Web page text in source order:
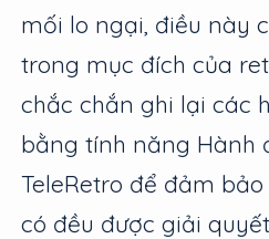
mối lo ngại, điều này
trong mục đích của
chắc chắn ghi lại các
bằng tính năng Hành
TeleRetro để đảm
có đều được giải